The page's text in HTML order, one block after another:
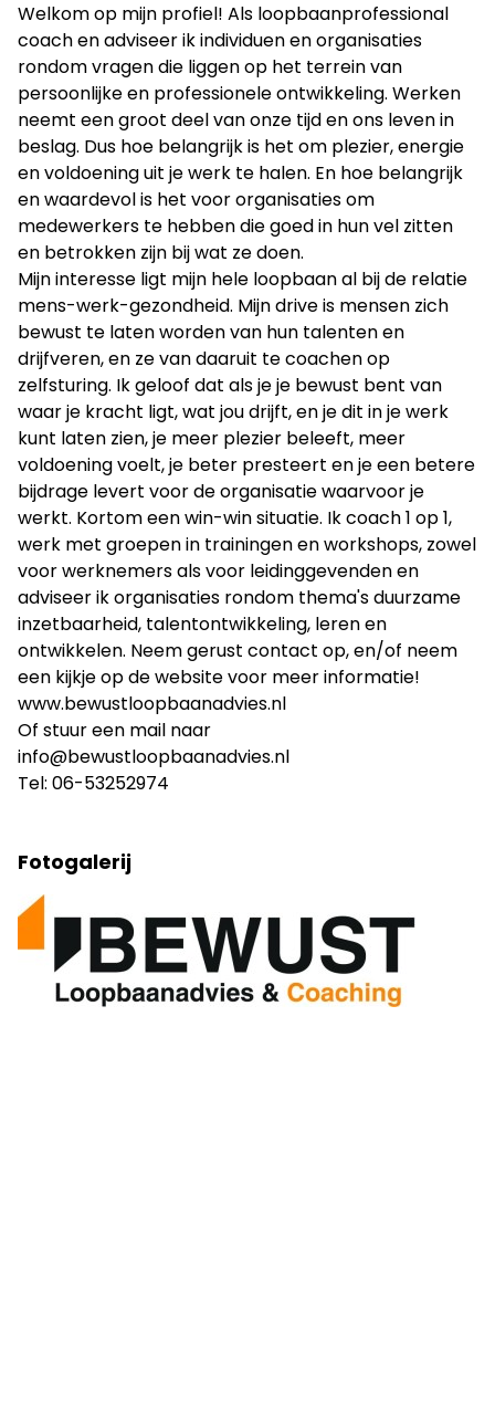
Welkom op mijn profiel! Als loopbaanprofessional
coach en adviseer ik individuen en organisaties
rondom vragen die liggen op het terrein van
persoonlijke en professionele ontwikkeling. Werken
neemt een groot deel van onze tijd en ons leven in
beslag. Dus hoe belangrijk is het om plezier, energie
en voldoening uit je werk te halen. En hoe belangrijk
en waardevol is het voor organisaties om
medewerkers te hebben die goed in hun vel zitten
en betrokken zijn bij wat ze doen.
Mijn interesse ligt mijn hele loopbaan al bij de relatie
mens-werk-gezondheid. Mijn drive is mensen zich
bewust te laten worden van hun talenten en
drijfveren, en ze van daaruit te coachen op
zelfsturing. Ik geloof dat als je je bewust bent van
waar je kracht ligt, wat jou drijft, en je dit in je werk
kunt laten zien, je meer plezier beleeft, meer
voldoening voelt, je beter presteert en je een betere
bijdrage levert voor de organisatie waarvoor je
werkt. Kortom een win-win situatie. Ik coach 1 op 1,
werk met groepen in trainingen en workshops, zowel
voor werknemers als voor leidinggevenden en
adviseer ik organisaties rondom thema's duurzame
inzetbaarheid, talentontwikkeling, leren en
ontwikkelen. Neem gerust contact op, en/of neem
een kijkje op de website voor meer informatie!
www.bewustloopbaanadvies.nl
Of stuur een mail naar
info@bewustloopbaanadvies.nl
Tel: 06-53252974
Fotogalerij